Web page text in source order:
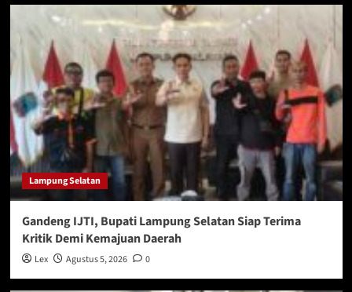
Lampung Selatan
Gandeng IJTI, Bupati Lampung Selatan Siap Terima
Kritik Demi Kemajuan Daerah
Lex Agustus 5, 2026 0